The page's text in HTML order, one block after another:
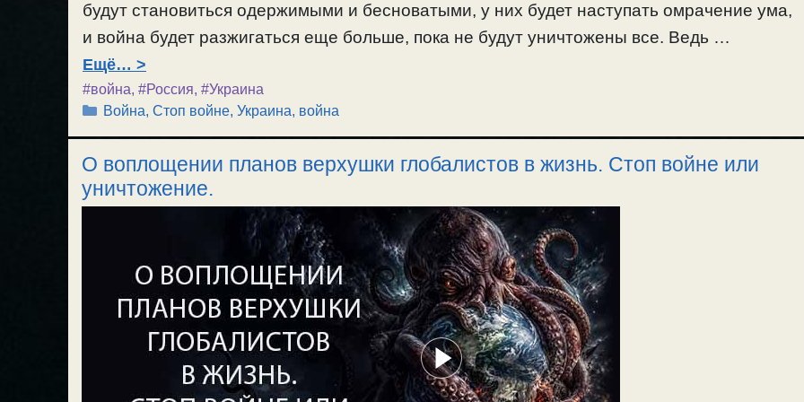
военных и население своей страны. О воинах защитниках, которые защищают народ,
людей, от сатанинской власти и ее прислужников. Нельзя становиться рабом
сатанистов, которые ведут всех к погибели. О спасении рядом с близкими. / 19.07.2026.
будут становиться одержимыми и бесноватыми, у них будет наступать омрачение ума,
и война будет разжигаться еще больше, пока не будут уничтожены все. Ведь …
Ещё…
#война, #Россия, #Украина
Рубрики
Война, Стоп войне, Украина, война
О воплощении планов верхушки глобалистов в жизнь. Стоп войне или
уничтожение.